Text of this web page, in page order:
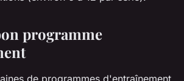
programme